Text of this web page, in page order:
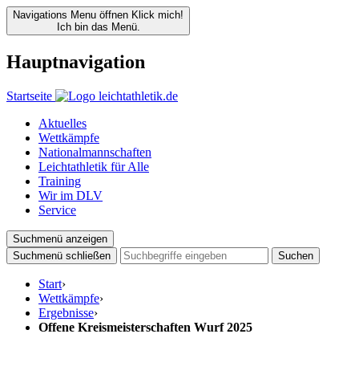
Navigations Menu öffnen Klick mich!
Ich bin das Menü.
Hauptnavigation
Startseite
Aktuelles
Wettkämpfe
Nationalmannschaften
Leichtathletik für Alle
Training
Wir im DLV
Service
Suchmenü anzeigen
Suchmenü schließen
Suchen
Start›
Wettkämpfe›
Ergebnisse›
Offene Kreismeisterschaften Wurf 2025